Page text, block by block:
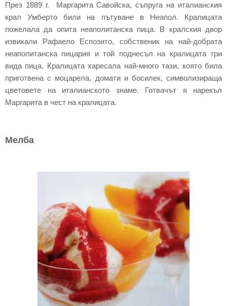
През 1889 г. Маргарита Савойска, съпруга на италианския
крал Умберто били на пътуване в Неапол. Кралицата
пожелала да опита неаполитанска пица. В кралския двор
извикали Рафаело Еспозито, собственик на най-добрата
неаполитанска пицария и той поднесъл на кралицата три
вида пица. Кралицата харесала най-много тази, която била
приготвена с моцарела, домати и босилек, символизираща
цветовете на италианското знаме. Готвачът я нарекъл
Маргарита в чест на кралицата.
Мелба